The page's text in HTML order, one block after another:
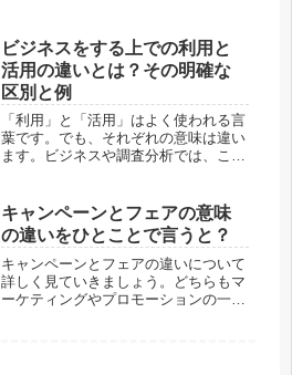
ます。ハッカとミントの違いをひとこ
とで言うと？ハッカは特定のミント種
を...
ビジネスをする上での利用と
活用の違いとは？その明確な
区別と例
「利用」と「活用」はよく使われる言
葉です。でも、それぞれの意味は違い
ます。ビジネスや調査分析では、これ
分析を使うことで、たくさんの情報が
得られます。「利用」はこれらの方法
を...
キャンペーンとフェアの意味
の違いをひとことで言うと？
キャンペーンとフェアの違いについて
詳しく見ていきましょう。どちらもマ
ーケティングやプロモーションの一環